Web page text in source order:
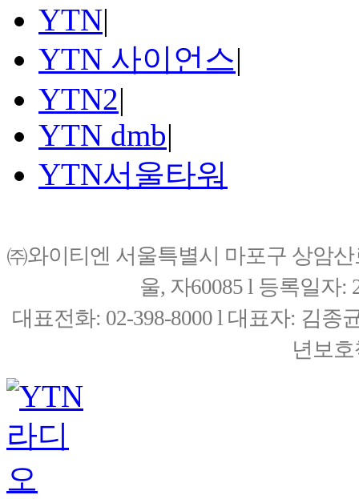
YTN|
YTN 사이언스|
YTN2|
YTN dmb|
YTN서울타워
㈜와이티엔 서울특별시 마포구 상암
울, 자60085 l 등록일자:
대표전화: 02-398-8000 l 대표자: 김종
년보